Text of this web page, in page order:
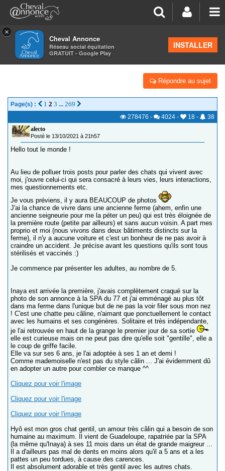
×
Cheval Annonce
Réseau social équitation
GRATUIT - Google Play
INSTALLER
>Salon de thé
LA TROUPE FÉLINE ! P268 : NOUVELLES POULES :)
Répondre au sujet
Page(s) : 1 2 3 ... 269
278476 - 4024 - 18 -
38
alecto
Posté le 13/10/2021 à 21h57
Hello tout le monde !
Au lieu de polluer trois posts pour parler des chats qui vivent avec
moi, j'ouvre celui-ci qui sera consacré à leurs vies, leurs interactions,
mes questionnements etc.
Je vous préviens, il y aura BEAUCOUP de photos
J'ai la chance de vivre dans une ancienne ferme (ahem, enfin une
ancienne seigneurie pour me la péter un peu) qui est très éloignée de
la première route (petite par ailleurs) et sans aucun voisin. A part mes
proprio et moi (nous vivons dans deux bâtiments distincts sur la
ferme), il n'y a aucune voiture et c'est un bonheur de ne pas avoir à
craindre un accident. Je précise avant les questions qu'ils sont tous
stérilisés et vaccinés :)
Je commence par présenter les adultes, au nombre de 5.
Inaya est arrivée la première, j'avais complètement craqué sur la
photo de son annonce à la SPA du 77 et j'ai emménagé au plus tôt
dans ma ferme dans l'unique but de ne pas la voir filer sous mon nez
! C'est une chatte peu câline, n'aimant que ponctuellement le contact
avec les humains et ses congénères. Solitaire et très indépendante,
je l'ai retrouvée en haut de la grange le premier jour de sa sortie
elle est curieuse mais on ne peut pas dire qu'elle soit "gentille", elle a
le coup de griffe facile.
Elle va sur ses 6 ans, je l'ai adoptée à ses 1 an et demi !
Comme mademoiselle n'est pas du style câlin ... J'ai évidemment dû
en adopter un autre pour combler ce manque ^^
Cliquez pour voir l'image
Cliquez pour voir l'image
Cliquez pour voir l'image
Hyô est mon gros chat gentil, un amour très câlin qui a besoin de son
humaine au maximum. Il vient de Guadeloupe, rapatriée par la SPA
(la même qu'Inaya) à ses 11 mois dans un état de grande maigreur ...
Il a d'ailleurs pas mal de dents en moins alors qu'il a 5 ans et a les
pattes un peu tordues, à cause des carences.
Il est absolument adorable et très gentil avec les autres chats.